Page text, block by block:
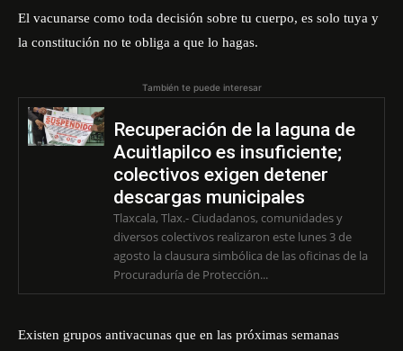
El vacunarse como toda decisión sobre tu cuerpo, es solo tuya y
la constitución no te obliga a que lo hagas.
También te puede interesar
Recuperación de la laguna de
Acuitlapilco es insuficiente;
colectivos exigen detener
descargas municipales
Tlaxcala, Tlax.- Ciudadanos, comunidades y
diversos colectivos realizaron este lunes 3 de
agosto la clausura simbólica de las oficinas de la
Procuraduría de Protección...
Existen grupos antivacunas que en las próximas semanas